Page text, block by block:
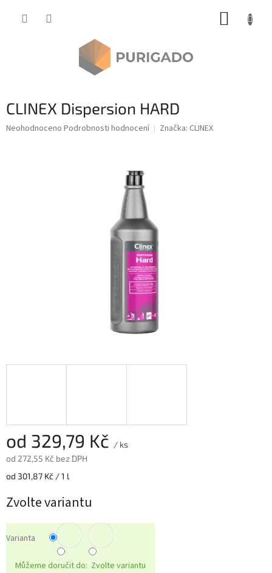
CLINEX Dispersion HARD
Průměrné
Neohodnoceno Podrobnosti hodnocení Značka: CLINEX
od 329,79 Kč / ks
od 272,55 Kč bez DPH
Měrná
od 301,87 Kč / 1 l
Zvolte variantu
Varianta
Můžeme doručit do: Zvolte variantu